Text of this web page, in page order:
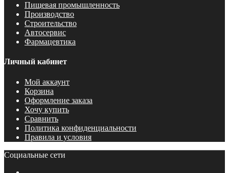
Пищевая промышленность
Производство
Строительство
Автосервис
Фармацевтика
Личный кабинет
Мой аккаунт
Корзина
Оформление заказа
Хочу купить
Сравнить
Политика конфиденциальности
Правила и условия
Социальные сети